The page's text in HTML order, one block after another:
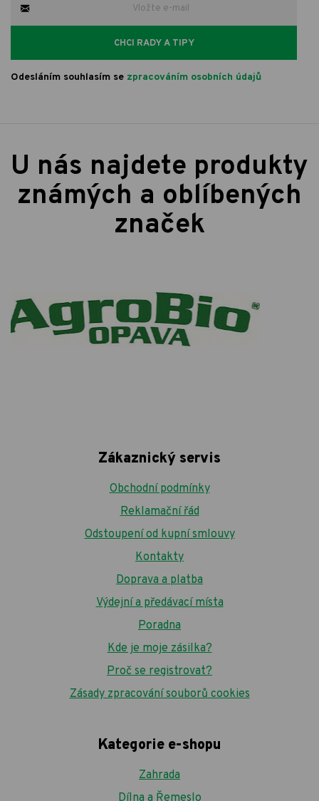
CHCI RADY A TIPY
Odesláním souhlasím se zpracováním osobních údajů
U nás najdete produkty
známých a oblíbených
značek
Zákaznický servis
Obchodní podmínky
Reklamační řád
Odstoupení od kupní smlouvy
Kontakty
Doprava a platba
Výdejní a předávací místa
Poradna
Kde je moje zásilka?
Proč se registrovat?
Zásady zpracování souborů cookies
Kategorie e-shopu
Zahrada
Dílna a Řemeslo